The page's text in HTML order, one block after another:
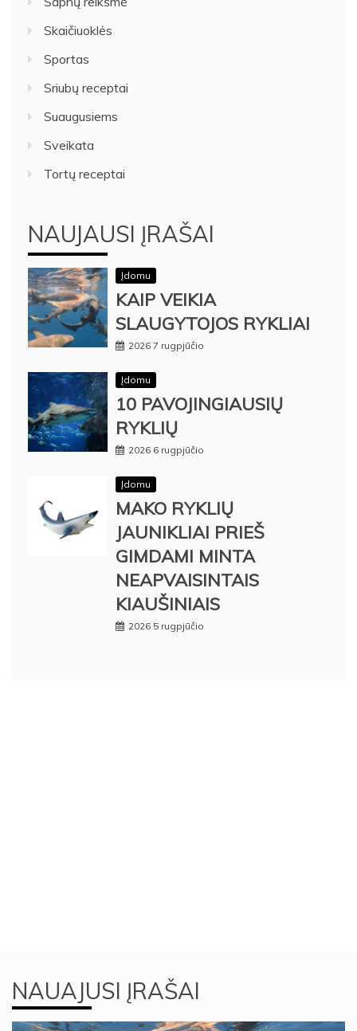
Skaičiuoklės
Sportas
Sriubų receptai
Suaugusiems
Sveikata
Tortų receptai
NAUJAUSI ĮRAŠAI
Įdomu
KAIP VEIKIA
SLAUGYTOJOS RYKLIAI
2026 7 rugpjūčio
Įdomu
10 PAVOJINGIAUSIŲ
RYKLIŲ
2026 6 rugpjūčio
Įdomu
MAKO RYKLIŲ
JAUNIKLIAI PRIEŠ
GIMDAMI MINTA
NEAPVAISINTAIS
KIAUŠINIAIS
2026 5 rugpjūčio
NAUAJUSI ĮRAŠAI